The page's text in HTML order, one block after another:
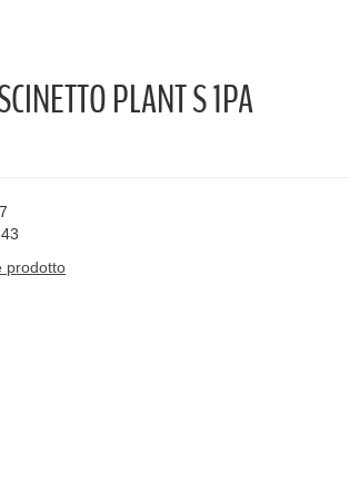
PLANT S 1PA
prodotto